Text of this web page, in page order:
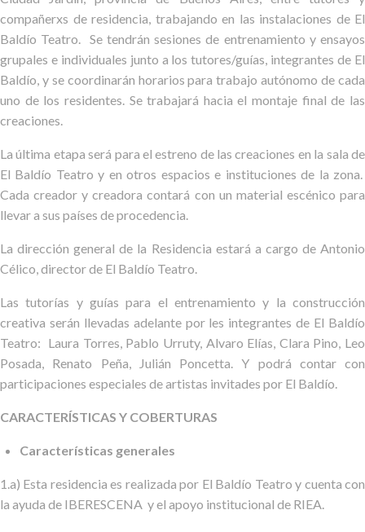
compañerxs de residencia, trabajando en las instalaciones de El
Baldío Teatro. Se tendrán sesiones de entrenamiento y ensayos
grupales e individuales junto a los tutores/guías, integrantes de El
Baldío, y se coordinarán horarios para trabajo autónomo de cada
uno de los residentes. Se trabajará hacia el montaje final de las
creaciones.
La última etapa será para el estreno de las creaciones en la sala de
El Baldío Teatro y en otros espacios e instituciones de la zona.
Cada creador y creadora contará con un material escénico para
llevar a sus países de procedencia.
La dirección general de la Residencia estará a cargo de Antonio
Célico, director de El Baldío Teatro.
Las tutorías y guías para el entrenamiento y la construcción
creativa serán llevadas adelante por les integrantes de El Baldío
Teatro: Laura Torres, Pablo Urruty, Alvaro Elías, Clara Pino, Leo
Posada, Renato Peña, Julián Poncetta. Y podrá contar con
participaciones especiales de artistas invitades por El Baldío.
CARACTERÍSTICAS Y COBERTURAS
Características generales
1.a) Esta residencia es realizada por El Baldío Teatro y cuenta con
la ayuda de IBERESCENA y el apoyo institucional de RIEA.